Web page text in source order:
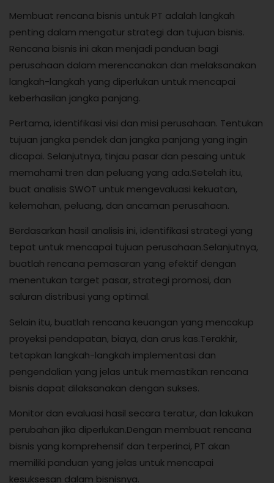
Membuat rencana bisnis untuk PT adalah langkah
penting dalam mengatur strategi dan tujuan bisnis.
Rencana bisnis ini akan menjadi panduan bagi
perusahaan dalam merencanakan dan melaksanakan
langkah-langkah yang diperlukan untuk mencapai
keberhasilan jangka panjang.
Pertama, identifikasi visi dan misi perusahaan. Tentukan
tujuan jangka pendek dan jangka panjang yang ingin
dicapai. Selanjutnya, tinjau pasar dan pesaing untuk
memahami tren dan peluang yang ada.Setelah itu,
buat analisis SWOT untuk mengevaluasi kekuatan,
kelemahan, peluang, dan ancaman perusahaan.
Berdasarkan hasil analisis ini, identifikasi strategi yang
tepat untuk mencapai tujuan perusahaan.Selanjutnya,
buatlah rencana pemasaran yang efektif dengan
menentukan target pasar, strategi promosi, dan
saluran distribusi yang optimal.
Selain itu, buatlah rencana keuangan yang mencakup
proyeksi pendapatan, biaya, dan arus kas.Terakhir,
tetapkan langkah-langkah implementasi dan
pengendalian yang jelas untuk memastikan rencana
bisnis dapat dilaksanakan dengan sukses.
Monitor dan evaluasi hasil secara teratur, dan lakukan
perubahan jika diperlukan.Dengan membuat rencana
bisnis yang komprehensif dan terperinci, PT akan
memiliki panduan yang jelas untuk mencapai
kesuksesan dalam bisnisnya.